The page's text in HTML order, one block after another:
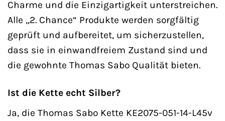
Charme und die Einzigartigkeit unterstreichen.
Alle „2. Chance“ Produkte werden sorgfältig
geprüft und aufbereitet, um sicherzustellen,
dass sie in einwandfreiem Zustand sind und
die gewohnte Thomas Sabo Qualität bieten.
Ist die Kette echt Silber?
Ja, die Thomas Sabo Kette KE2075-051-14-L45v